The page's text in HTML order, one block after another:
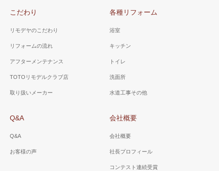
こだわり
リモデヤのこだわり
リフォームの流れ
アフターメンテナンス
TOTOリモデルクラブ店
取り扱いメーカー
各種リフォーム
浴室
キッチン
トイレ
洗面所
水道工事その他
Q&A
Q&A
お客様の声
会社概要
会社概要
社長プロフィール
コンテスト連続受賞